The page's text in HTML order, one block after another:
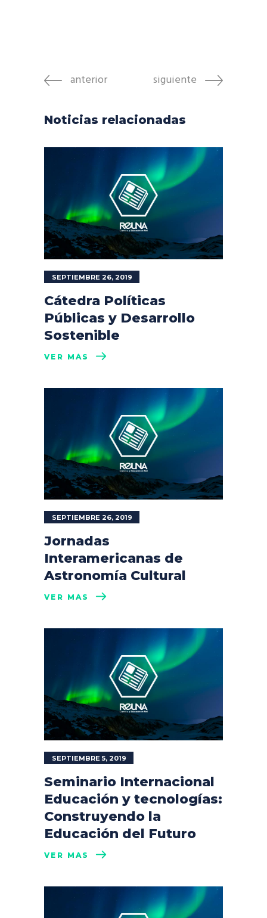
anterior siguiente
Noticias relacionadas
SEPTIEMBRE 26, 2019
Cátedra Políticas
Públicas y Desarrollo
Sostenible
VER MÁS
SEPTIEMBRE 26, 2019
Jornadas
Interamericanas de
Astronomía Cultural
VER MÁS
SEPTIEMBRE 5, 2019
Seminario Internacional
Educación y tecnologías:
Construyendo la
Educación del Futuro
VER MÁS